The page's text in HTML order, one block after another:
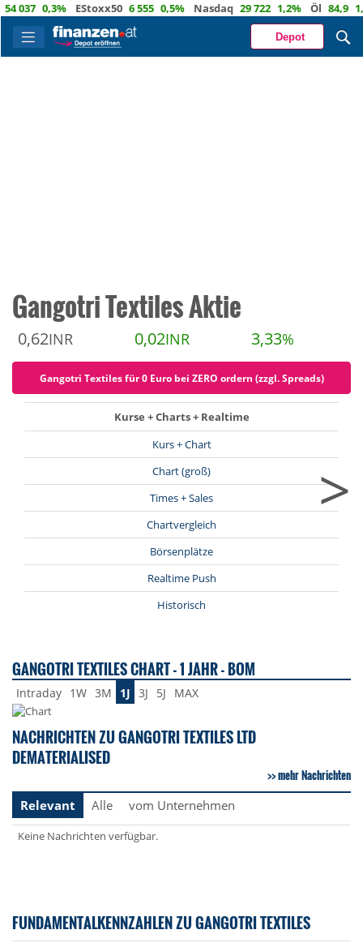
0,3% EStoxx50 6 555 0,5% Nasdaq 29 722 1,2% Öl 84,9 1,6%
Depot
Gangotri Textiles Aktie
0,62INR 0,02INR 3,33%
Gangotri Textiles für 0 Euro bei ZERO ordern (zzgl. Spreads)
Kurse + Charts + Realtime
Kurs + Chart
Chart (groß)
Times + Sales
Chartvergleich
Börsenplätze
Realtime Push
Historisch
>
GANGOTRI TEXTILES CHART - 1 JAHR - BOM
Intraday 1W 3M 1J 3J 5J MAX
NACHRICHTEN ZU GANGOTRI TEXTILES LTD
DEMATERIALISED
mehr Nachrichten
Relevant
Alle vom Unternehmen
Keine Nachrichten verfügbar.
FUNDAMENTALKENNZAHLEN ZU GANGOTRI TEXTILES